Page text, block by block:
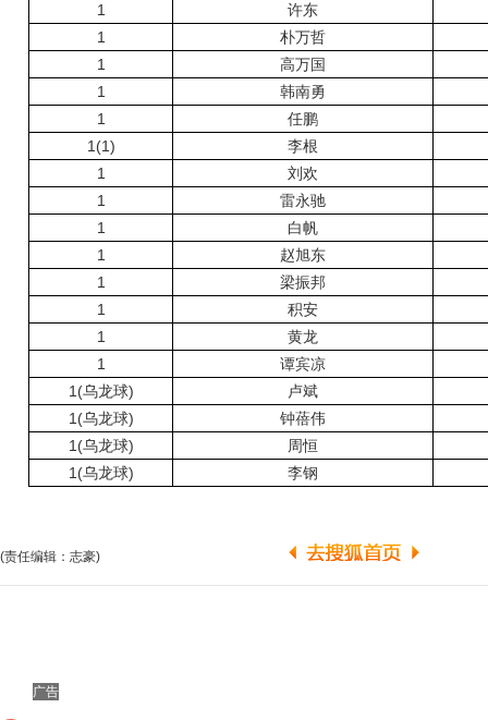
1
许东
1
朴万哲
1
高万国
1
韩南勇
1
任鹏
1(1)
李根
1
刘欢
1
雷永驰
1
白帆
1
赵旭东
1
梁振邦
1
积安
1
黄龙
1
谭宾凉
1(乌龙球)
卢斌
1(乌龙球)
钟蓓伟
1(乌龙球)
周恒
1(乌龙球)
李钢
(责任编辑：志豪)
广告